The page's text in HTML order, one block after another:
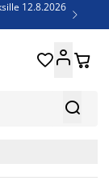
12.8.2026


 